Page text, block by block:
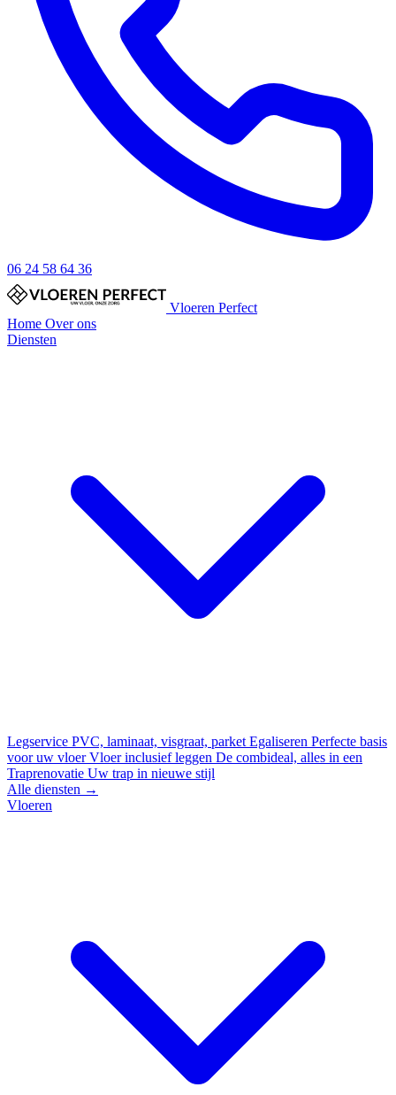
06 24 58 64 36
Vloeren Perfect
Home Over ons
Diensten
Legservice PVC, laminaat, visgraat, parket Egaliseren Perfecte basis
voor uw vloer Vloer inclusief leggen De combideal, alles in een
Traprenovatie Uw trap in nieuwe stijl
Alle diensten →
Vloeren